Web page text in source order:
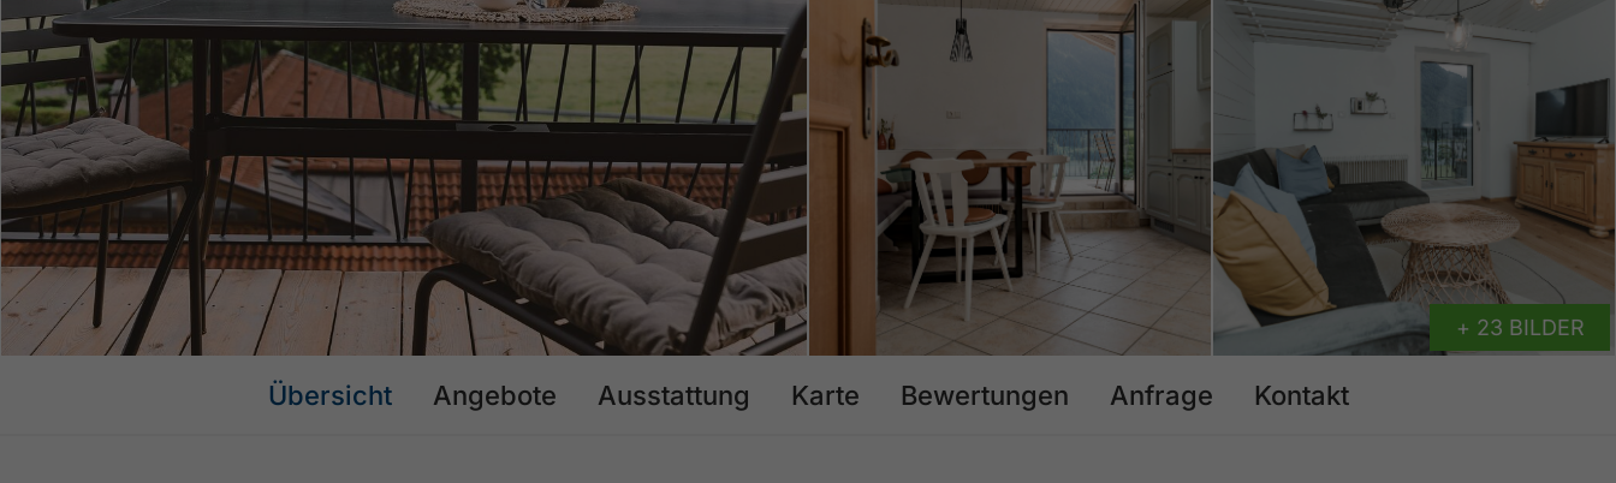
+ 23 BILDER
Übersicht Angebote Ausstattung Karte Bewertungen Anfrage Kontakt